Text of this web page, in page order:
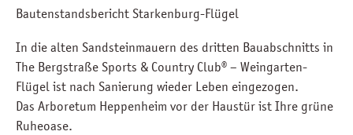
Bautenstandsbericht Starkenburg-Flügel
In die alten Sandsteinmauern des dritten Bauabschnitts in
The Bergstraße Sports & Country Club® – Weingarten-
Flügel ist nach Sanierung wieder Leben eingezogen.
Das Arboretum Heppenheim vor der Haustür ist Ihre grüne
Ruheoase.